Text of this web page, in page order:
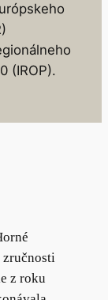
(IROP).
z roku